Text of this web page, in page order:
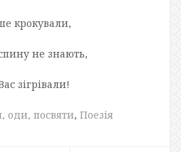
крокували,
не знають,
зігрівали!
оди, посвяти, Поезія